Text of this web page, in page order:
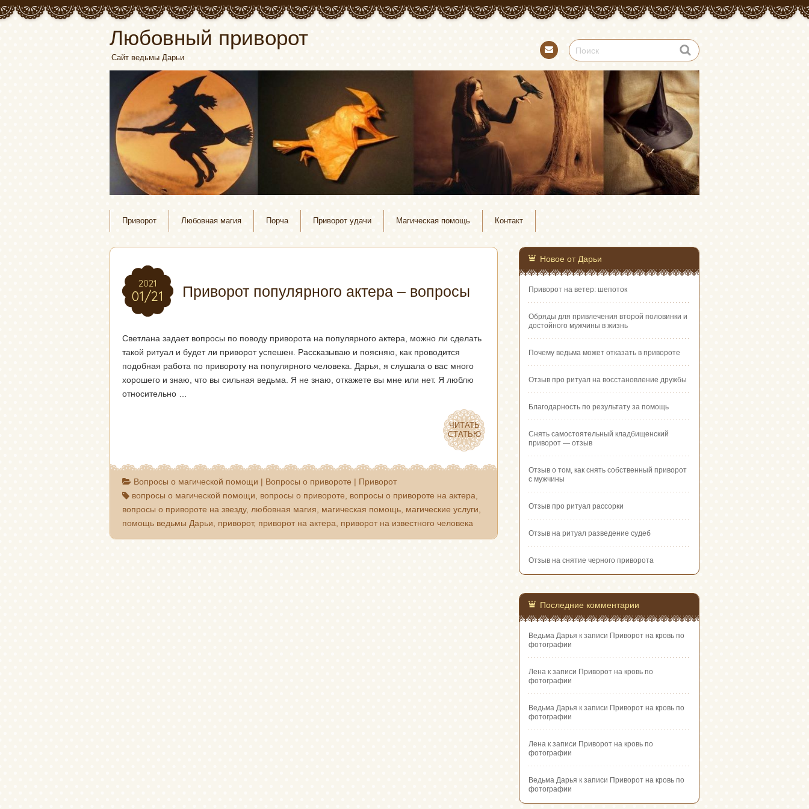
Любовный приворот
Сайт ведьмы Дарьи
акт
Приворот Любовная магия Порча Приворот удачи Магическая помощь Контакт
2021
01/21
2021
01/21 Приворот популярного актера – вопросы
Светлана задает вопросы по поводу приворота на популярного актера, можно ли сделать
такой ритуал и будет ли приворот успешен. Рассказываю и поясняю, как проводится
подобная работа по привороту на популярного человека. Дарья, я слушала о вас много
хорошего и знаю, что вы сильная ведьма. Я не знаю, откажете вы мне или нет. Я люблю
относительно …
ЧИТАТЬ
СТАТЬЮ
ЧИТАТЬ
СТАТЬЮ
Вопросы о магической помощи | Вопросы о привороте | Приворот
вопросы о магической помощи
вопросы о привороте вопросы о привороте на актера
вопросы о привороте на звезду, любовная магия магическая помощь магические услуги
помощь ведьмы Дарьи
приворот, приворот на актера приворот на известного человека
Новое от Дарьи
Приворот на ветер: шепоток
Обряды для привлечения второй половинки и
достойного мужчины в жизнь
Почему ведьма может отказать в привороте
Отзыв про ритуал на восстановление дружбы
Благодарность по результату за помощь
Снять самостоятельный кладбищенский
приворот — отзыв
Отзыв о том, как снять собственный приворот
с мужчины
Отзыв про ритуал рассорки
Отзыв на ритуал разведение судеб
Отзыв на снятие черного приворота
Последние комментарии
Ведьма Дарья к записи Приворот на кровь по
фотографии
Лена к записи Приворот на кровь по
фотографии
Ведьма Дарья к записи Приворот на кровь по
фотографии
Лена к записи Приворот на кровь по
фотографии
Ведьма Дарья к записи Приворот на кровь по
фотографии